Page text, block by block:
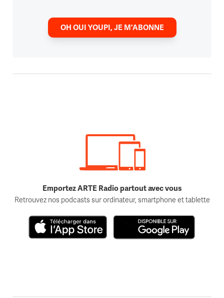
OH OUI YOUPI, JE M'ABONNE
Emportez ARTE Radio partout avec vous
Retrouvez nos podcasts sur ordinateur, smartphone et tablette